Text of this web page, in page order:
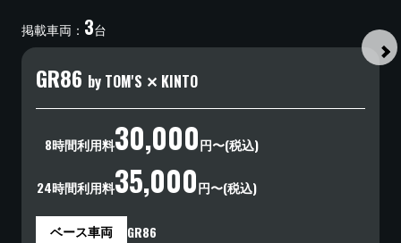
掲載車両 ： 3台
GR86 by TOM'S ✕ KINTO
8時間利用料30,000円〜(税込)
24時間利用料35,000円〜(税込)
ベース車両
GR86